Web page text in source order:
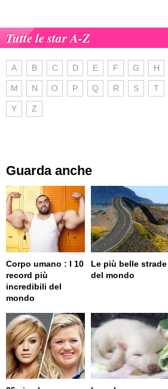
Tutte le star A-Z
A B C D E F G H
M N O P Q R S T
Y Z
Guarda anche
Corpo umano : I 10
record più
incredibili del
mondo
Le più belle strade
del mondo